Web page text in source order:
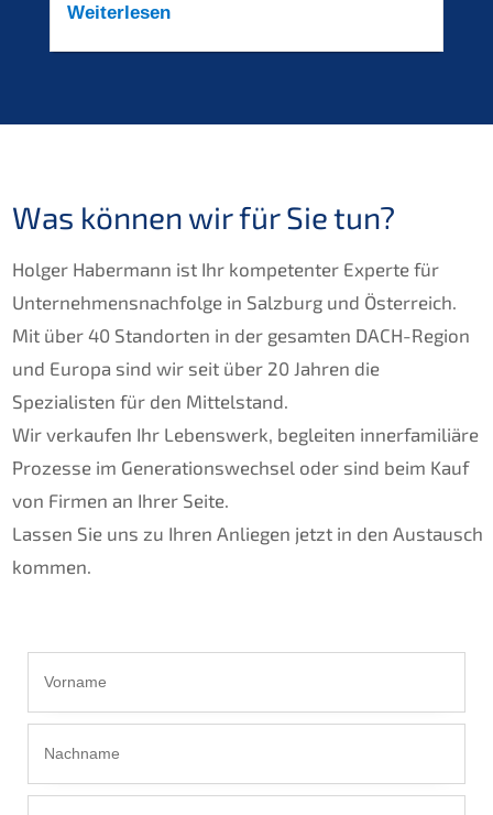
Weiterlesen
Was können wir für Sie tun?
Holger Habermann ist Ihr kompetenter Experte für
Unternehmensnachfolge in Salzburg und Österreich.
Mit über 40 Standorten in der gesamten DACH-Region
und Europa sind wir seit über 20 Jahren die
Spezialisten für den Mittelstand.
Wir verkaufen Ihr Lebenswerk, begleiten innerfamiliäre
Prozesse im Generationswechsel oder sind beim Kauf
von Firmen an Ihrer Seite.
Lassen Sie uns zu Ihren Anliegen jetzt in den Austausch
kommen.